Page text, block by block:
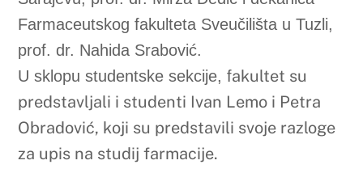
Sudjelovanje predstavnika Farmaceutskog
fakulteta Sveučilišta u Mostaru na ovom
visoko rangiranom međunarodnom skupu
potvrđuje akademsku relevantnost i stratešku
usmjerenost Fakulteta prema izvrsnosti u
znanosti i nastavi.